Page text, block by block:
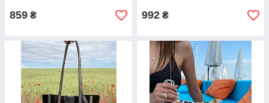
859 ₴ 992 ₴